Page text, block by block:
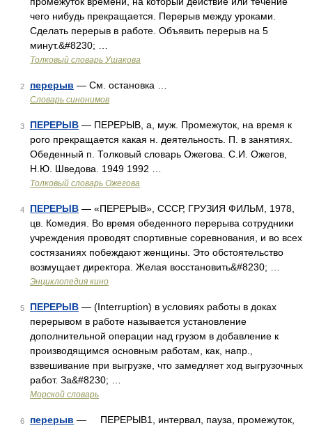
чего нибудь прекращается. Перерыв между уроками.
Сделать перерыв в работе. Объявить перерыв на 5
минут.&#8230; …
Толковый словарь Ушакова
2 перерыв — См. остановка …
Словарь синонимов
3 ПЕРЕРЫВ — ПЕРЕРЫВ, а, муж. Промежуток, на время к
рого прекращается какая н. деятельность. П. в занятиях.
Обеденный п. Толковый словарь Ожегова. С.И. Ожегов,
Н.Ю. Шведова. 1949 1992 …
Толковый словарь Ожегова
4 ПЕРЕРЫВ — «ПЕРЕРЫВ», СССР, ГРУЗИЯ ФИЛЬМ, 1978,
цв. Комедия. Во время обеденного перерыва сотрудники
учреждения проводят спортивные соревнования, и во всех
состязаниях побеждают женщины. Это обстоятельство
возмущает директора. Желая восстановить&#8230; …
Энциклопедия кино
5 ПЕРЕРЫВ — (Interruption) в условиях работы в доках
перерывом в работе называется установление
дополнительной операции над грузом в добавление к
производящимся основным работам, как, напр.,
взвешивание при выгрузке, что замедляет ход выгрузочных
работ. За&#8230; …
Морской словарь
6 перерыв — ПЕРЕРЫВ1, интервал, пауза, промежуток,